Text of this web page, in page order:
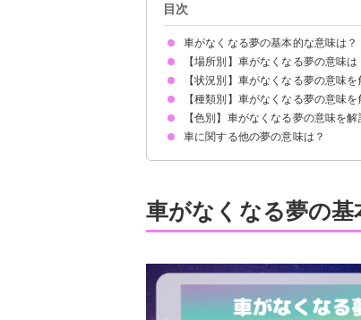
目次
車がなくなる夢の基本的な意味は？
車がなくなる夢はネガティブな心理状況
状況・印象によって夢の意味は変わる
【場所別】車がなくなる夢の意味は
駐車場から車がなくなる夢【警告夢】
自宅の駐車場から車がなくなる夢【警
【状況別】車がなくなる夢の意味を
車が盗まれてなくなる夢【凶夢】
駐車した車が見つからない夢【警告夢
駐車場からレッカー移動されて車がな
なくなった車が売られる夢【警告夢】
車が爆発してなくなる夢【警告夢】
【種類別】車がなくなる夢の意味を
高級車がなくなる夢【逆夢】
愛車がなくなる夢【凶夢】
中古車がなくなる夢【吉夢】
珍しい車がなくなる夢【警告夢】
【色別】車がなくなる夢の意味を解
赤い車がなくなる夢【警告夢】
青い車がなくなる夢【警告夢】
白い車がなくなる夢【警告夢】
黒い車がなくなる夢【警告夢】
ピンクの車がなくなる夢【凶夢】
車に関する他の夢の意味は？
車がなくなる夢の基